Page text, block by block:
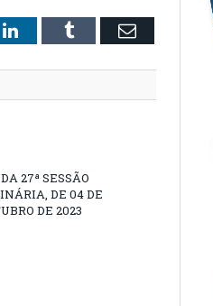
LinkedInTumblr Email
27ª SESSÃO
DE 04 DE
DE 2023